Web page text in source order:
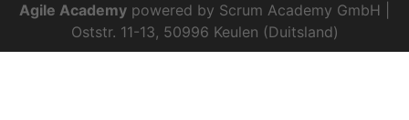
Agile Academy powered by Scrum Academy GmbH |
Oststr. 11-13, 50996 Keulen (Duitsland)